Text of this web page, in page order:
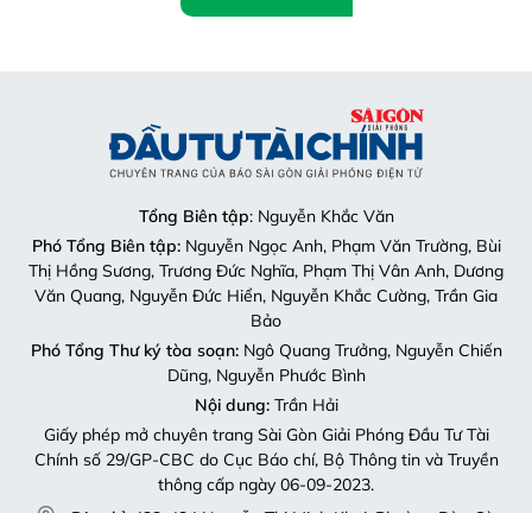
Tổng Biên tập: Nguyễn Khắc Văn
Phó Tổng Biên tập:Nguyễn Ngọc Anh, Phạm Văn Trường, Bùi
Thị Hồng Sương, Trương Đức Nghĩa, Phạm Thị Vân Anh, Dương
Văn Quang, Nguyễn Đức Hiển, Nguyễn Khắc Cường, Trần Gia
Bảo
Phó Tổng Thư ký tòa soạn:Ngô Quang Trưởng, Nguyễn Chiến
Dũng, Nguyễn Phước Bình
Nội dung:Trần Hải
Giấy phép mở chuyên trang Sài Gòn Giải Phóng Đầu Tư Tài
Chính số 29/GP-CBC do Cục Báo chí, Bộ Thông tin và Truyền
thông cấp ngày 06-09-2023.